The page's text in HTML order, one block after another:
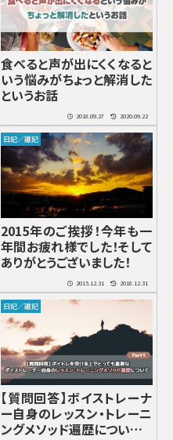
食べると声が出にくくなると
いう悩みがちょっと解消した
というお話
2018.09.27 2020.09.22
日記／雑記
2015年のご挨拶！今年も一
年間お疲れ様でした！そして
ありがとうございました！
2015.12.31 2018.12.31
日記／雑記
【質問回答】ボイストレーナ
ー自身のレッスン・トレーニ
ングメソッド遍歴について P